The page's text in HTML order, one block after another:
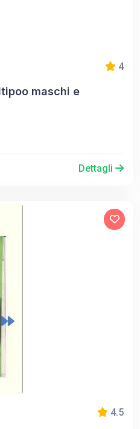
4
maschi e
Dettagli
4.5